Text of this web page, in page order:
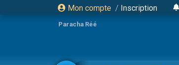
Mon compte / Inscription
Paracha Réé